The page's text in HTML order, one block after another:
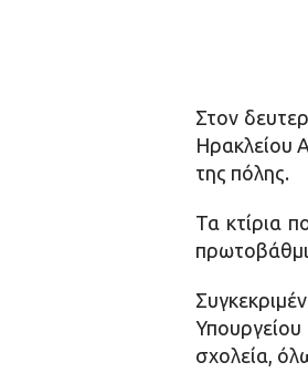
Στον
Ηρακλείου
της πόλης.
Τα κτίρια
σχολεία,